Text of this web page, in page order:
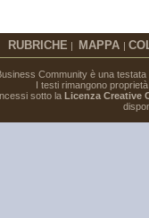
RUBRICHE | MAPPA |
Community è una
I testi rimangono
sotto la Licenza Creative